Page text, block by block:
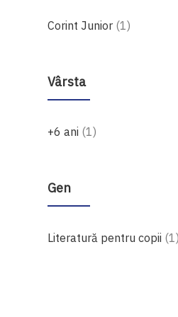
Corint Junior 1produs
Vârsta
+6 ani 1produs
Gen
Literatură pentru copii 1